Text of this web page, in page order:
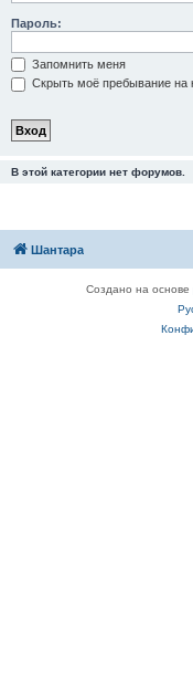
Пароль:
Запомнить меня
Скрыть моё пребывание на
В этой категории нет форумов.
Шантара
Создано на основе